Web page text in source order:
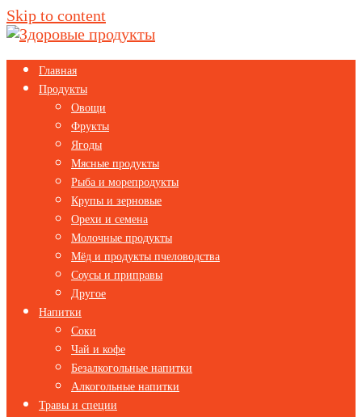
Skip to content
Главная
Продукты
Овощи
Фрукты
Ягоды
Мясные продукты
Рыба и морепродукты
Крупы и зерновые
Орехи и семена
Молочные продукты
Мёд и продукты пчеловодства
Соусы и приправы
Другое
Напитки
Соки
Чай и кофе
Безалкогольные напитки
Алкогольные напитки
Травы и специи